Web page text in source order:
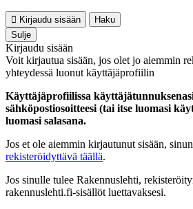
Kirjaudu sisään
Haku
Sulje
Kirjaudu sisään
Voit kirjautua sisään, jos olet jo aiemmin
yhteydessä luonut käyttäjäprofiilin
Käyttäjäprofiilissa
sähköpostiosoitteesi (tai itse luomasi
luomasi salasana.
Jos et ole aiemmin kirjautunut sisään,
rekisteröidyttävä täällä.
Jos sinulle tulee Rakennuslehti,
rakennuslehti.fi-sisällöt luettavaksesi.